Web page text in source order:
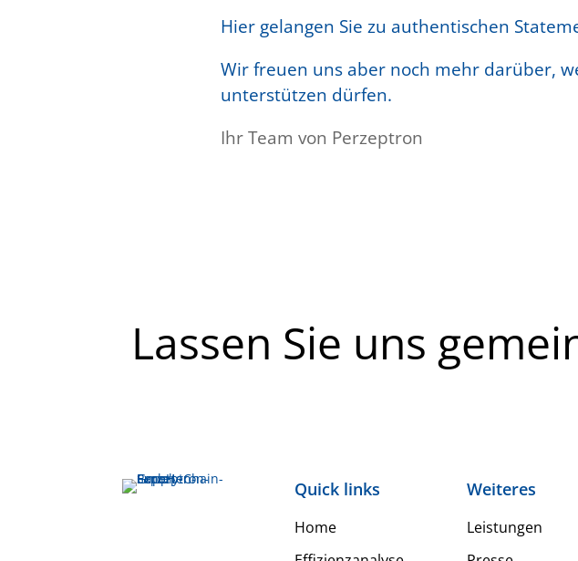
Hier gelangen Sie zu authentischen
Wir freuen uns aber noch mehr darüber,
unterstützen dürfen.
Ihr Team von Perzeptron
Lassen Sie uns
Quick links
Home
Weiteres
Leistungen